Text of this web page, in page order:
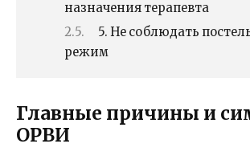
назначения терапевта
5. Не соблюдать
режим
Главные причины и
ОРВИ